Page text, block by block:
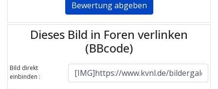
Dieses Bild in Foren verlinken
(BBcode)
Bild direkt
einbinden :